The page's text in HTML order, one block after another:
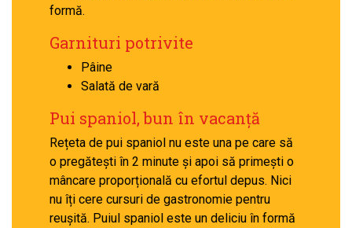
formă.
Garnituri potrivite
Pâine
Salată de vară
Pui spaniol, bun în vacanță
Rețeta de pui spaniol nu este una pe care să
o pregătești în 2 minute și apoi să primești o
mâncare proporțională cu efortul depus. Nici
nu îți cere cursuri de gastronomie pentru
reușită. Puiul spaniol este un deliciu în formă